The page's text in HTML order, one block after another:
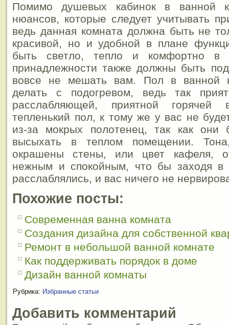
Помимо душевых кабинок в ванной
нюансов, которые следует учитывать
ведь данная комната должна быть не
красивой, но и удобной в плане
быть светло, тепло и комфортно в
принадлежности также должны быть
вовсе не мешать вам. Пол в ванной
делать с подогревом, ведь так
расслабляющей, приятной горячей
тепленький пол, к тому же у вас не
из-за мокрых полотенец, так как они
высыхать в теплом помещении.
окрашены стены, или цвет кафеля,
нежным и спокойным, что бы заходя в
расслаблялись, и вас ничего не
Похожие посты:
Современная ванна комната
Создания дизайна для собственной
Ремонт в небольшой ванной комнате
Как поддерживать порядок в доме
Дизайн ванной комнаты
Рубрика: Избранные статьи
Добавить комментарий